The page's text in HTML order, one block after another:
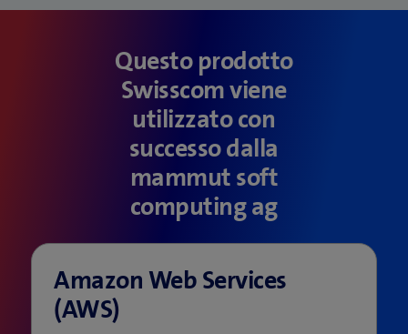
Questo prodotto
Swisscom viene
utilizzato con
successo dalla
mammut soft
computing ag
Amazon Web Services
(AWS)